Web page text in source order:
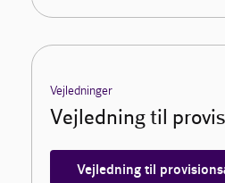
Vejledninger
Vejledning til
Vejledning til